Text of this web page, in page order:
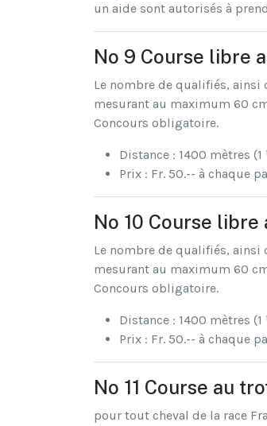
un aide sont autorisés à
No 9 Course libre
Le nombre de qualifiés, ainsi
mesurant au maximum 60
Concours obligatoire.
Distance : 1400 mètres
Prix : Fr. 50.-- à chaque
No 10 Course
Le nombre de qualifiés, ainsi
mesurant au maximum 60
Concours obligatoire.
Distance : 1400 mètres
Prix : Fr. 50.-- à chaque
No 11 Course au
pour tout cheval de la race